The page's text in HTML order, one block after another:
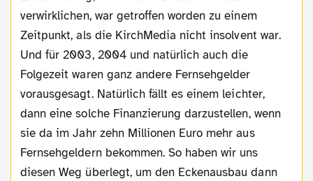
verwirklichen, war getroffen worden zu einem
Zeitpunkt, als die KirchMedia nicht insolvent war.
Und für 2003, 2004 und natürlich auch die
Folgezeit waren ganz andere Fernsehgelder
vorausgesagt. Natürlich fällt es einem leichter,
dann eine solche Finanzierung darzustellen, wenn
sie da im Jahr zehn Millionen Euro mehr aus
Fernsehgeldern bekommen. So haben wir uns
diesen Weg überlegt, um den Eckenausbau dann